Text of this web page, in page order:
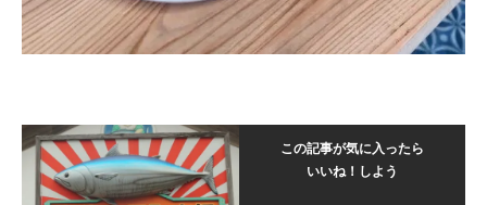
この記事が気に入ったら
いいね！しよう